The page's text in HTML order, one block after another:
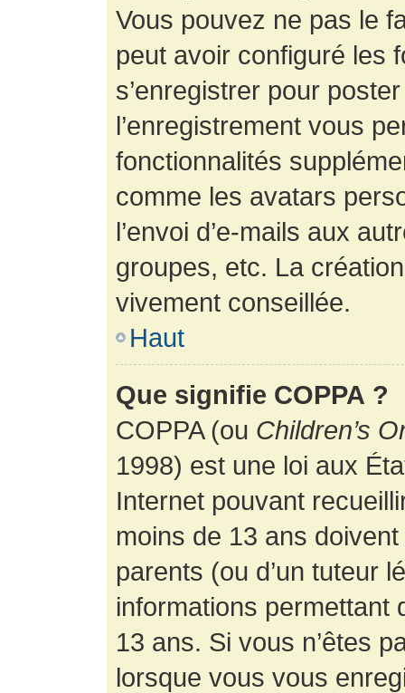
Vous pouvez ne pas le
peut avoir configuré les
s’enregistrer pour
l’enregistrement vous
fonctionnalités
comme les avatars
l’envoi d’e-mails aux
groupes, etc. La
vivement conseillée.
Haut
Que signifie COPPA ?
COPPA (ou Children’s
1998) est une loi aux
Internet pouvant
moins de 13 ans
parents (ou d’un tuteur
informations permettant
13 ans. Si vous n’êtes
lorsque vous vous